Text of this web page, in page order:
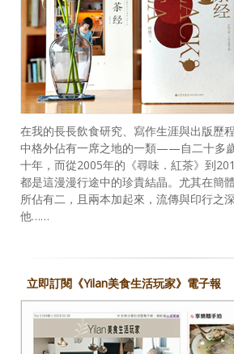
在我的長長飲食研究、寫作生涯與出版歷
中格外佔有一席之地的一類——自二十多
十年，而從2005年的《尋味．紅茶》到
都是這漫漫行途中的珍貴結晶。尤其在簡
所佔有二，且兩本加起來，流傳與印行之
他……
立即訂閱《Yilan美食生活玩家》電子報